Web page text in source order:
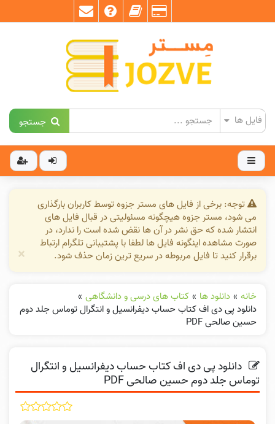
جستجو
توجه: برخی از فایل های مستر جزوه توسط کاربران بارگذاری
می شود، مستر جزوه هیچگونه مسئولیتی در قبال فایل های
انتشار شده که حق نشر در آن ها نقض شده است را ندارد، در
صورت مشاهده اینگونه فایل ها لطفا با پشتیبانی تلگرام ارتباط
برقرار کنید تا فایل مربوطه در سریع ترین زمان حذف شود.
×
خانه » دانلود ها » کتاب های درسی و دانشگاهی »
دانلود پی دی اف کتاب حساب دیفرانسیل و انتگرال توماس جلد دوم
حسین صالحی PDF
دانلود پی دی اف کتاب حساب دیفرانسیل و انتگرال
توماس جلد دوم حسین صالحی PDF